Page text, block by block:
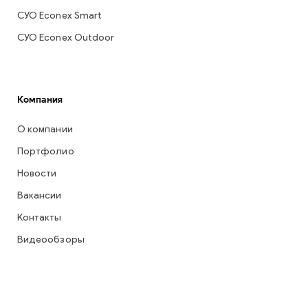
СУО Econex Smart
СУО Econex Outdoor
Компания
О компании
Портфолио
Новости
Вакансии
Контакты
Видеообзоры